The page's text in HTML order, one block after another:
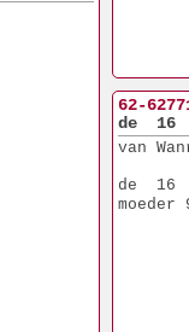
62-
de  16
van
de  16